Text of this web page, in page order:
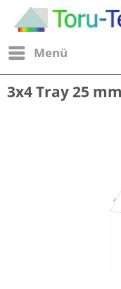
Menü
3x4 Tray 25